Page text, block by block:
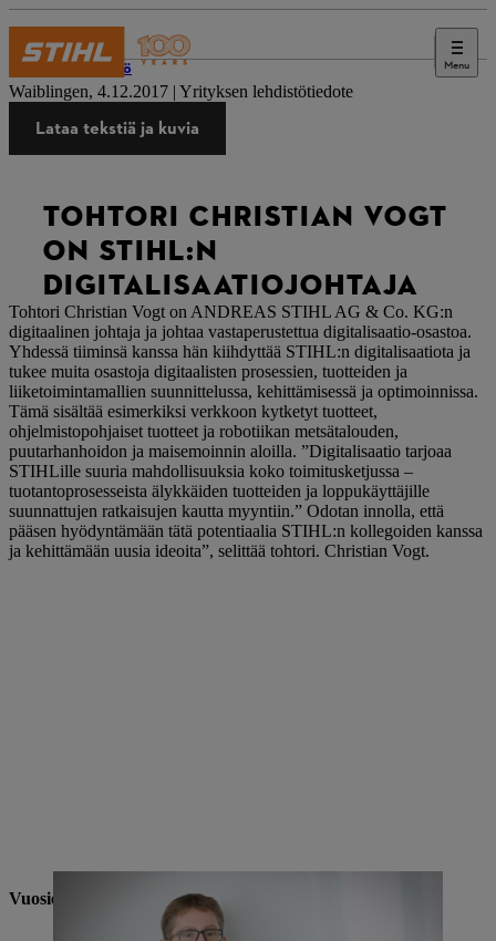
Menu
Lehdistö
Waiblingen, 4.12.2017 | Yrityksen lehdistötiedote
Lataa tekstiä ja kuvia
TOHTORI CHRISTIAN VOGT
ON STIHL:N
DIGITALISAATIOJOHTAJA
Tohtori Christian Vogt on ANDREAS STIHL AG & Co. KG:n
digitaalinen johtaja ja johtaa vastaperustettua digitalisaatio-osastoa.
Yhdessä tiiminsä kanssa hän kiihdyttää STIHL:n digitalisaatiota ja
tukee muita osastoja digitaalisten prosessien, tuotteiden ja
liiketoimintamallien suunnittelussa, kehittämisessä ja optimoinnissa.
Tämä sisältää esimerkiksi verkkoon kytketyt tuotteet,
ohjelmistopohjaiset tuotteet ja robotiikan metsätalouden,
puutarhanhoidon ja maisemoinnin aloilla. ”Digitalisaatio tarjoaa
STIHLille suuria mahdollisuuksia koko toimitusketjussa –
tuotantoprosesseista älykkäiden tuotteiden ja loppukäyttäjille
suunnattujen ratkaisujen kautta myyntiin.” Odotan innolla, että
pääsen hyödyntämään tätä potentiaalia STIHL:n kollegoiden kanssa
ja kehittämään uusia ideoita”, selittää tohtori. Christian Vogt.
Vuosien kokemus digitalisaatiosta ja esineiden internetistä